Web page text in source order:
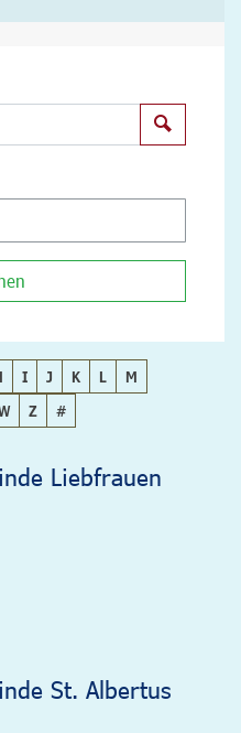
I J K L
M
Z #
Liebfrauen
St. Albertus